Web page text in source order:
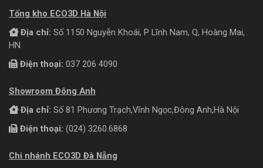
Tổng kho ECO3D Hà Nội
Địa chỉ: Số 1150 Nguyễn Khoái, P Lĩnh Nam, Q, Hoàng Mai,
HN
Điện thoại: 037 206 4090
Showroom Đông Anh
Địa chỉ: Số 81 Phương Trạch,Vĩnh Ngọc,Đông Anh,Hà Nội
Điện thoại: (024) 3260.6868
Chi nhánh ECO3D Đà Nẵng